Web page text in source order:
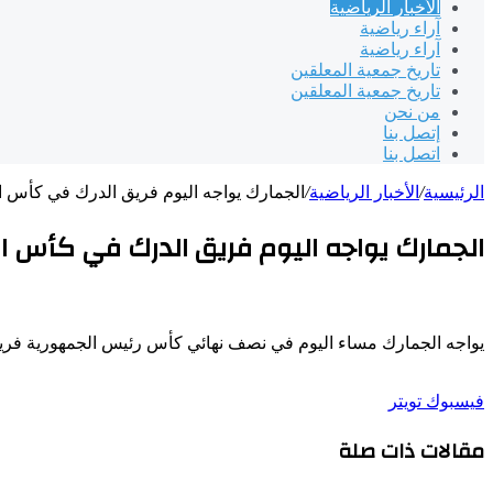
الأخبار الرياضية
آراء رياضية
آراء رياضية
تاريخ جمعية المعلقين
تاريخ جمعية المعلقين
من نحن
إتصل بنا
اتصل بنا
الرئيسية/ الأخبار الرياضية/ الجمارك يواجه اليوم فريق الدرك في كأس
الجمارك يواجه اليوم فريق الدرك في كأس
يواجه الجمارك مساء اليوم في نصف نهائي كأس رئيس الجمهورية فريق
فيسبوك تويتر
البريد
مقالات ذات صلة